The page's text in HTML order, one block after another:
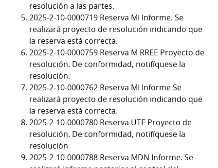
resolución a las partes.
2025-2-10-0000719 Reserva MI Informe. Se
realizará proyecto de resolución indicando que
la reserva está correcta.
2025-2-10-0000759 Reserva M RREE Proyecto de
resolución. De conformidad, notifíquese la
resolución.
2025-2-10-0000762 Reserva MI Informe Se
realizará proyecto de resolución indicando que
la reserva está correcta.
2025-2-10-0000780 Reserva UTE Proyecto de
resolución. De conformidad, notifíquese la
resolución
2025-2-10-0000788 Reserva MDN Informe. Se